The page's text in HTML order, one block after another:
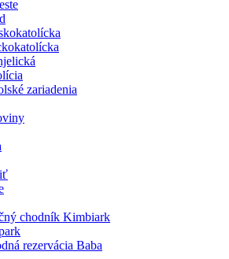
zariadenia
chodník Kimbiark
rezervácia Baba